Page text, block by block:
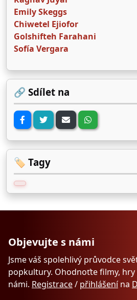
Emily Skeggs
Chiwetel Ejiofor
Golshifteh Farahani
Sofía Vergara
🔗 Sdílet na
🏷️ Tagy
Objevujte s námi
Jsme váš spolehlivý průvodce
popkultury. Ohodnoťte filmy, hry
námi. Registrace/ přihlášenína